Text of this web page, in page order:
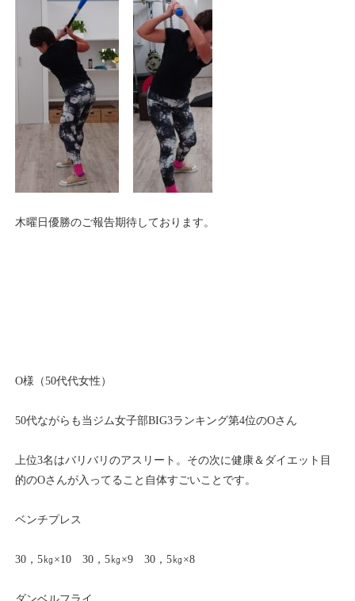
木曜日優勝のご報告期待しております。
O様（50代代女性）
50代ながらも当ジム女子部BIG3ランキング第4位のOさん
上位3名はバリバリのアスリート。その次に健康＆ダイエット目
的のOさんが入ってること自体すごいことです。
ベンチプレス
30，5㎏×10 30，5㎏×9 30，5㎏×8